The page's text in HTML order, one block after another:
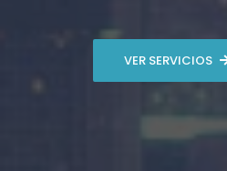
VER SERVICIOS